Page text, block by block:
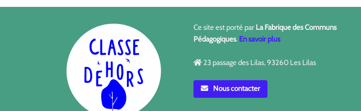
Ce site est porté par La Fabrique des Communs
Pédagogiques. En savoir plus
23 passage des Lilas, 93260 Les Lilas
Nous contacter